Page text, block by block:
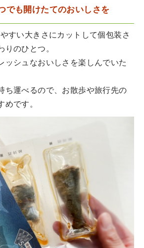
でも開けたてのおいしさを
すい大きさにカットして個包装さ
りのひとつ。
ッシュなおいしさを楽しんでいた
ち運べるので、お散歩や旅行先の
めです。